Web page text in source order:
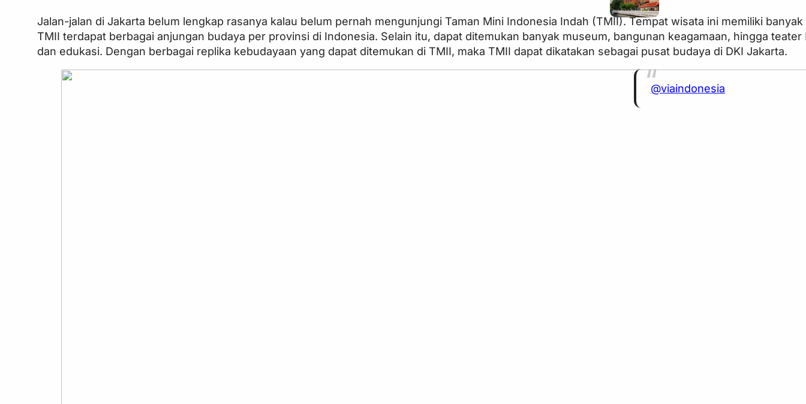
Jalan-jalan di Jakarta belum lengkap rasanya kalau belum pernah mengunjungi Taman Mini Indonesia Indah (TMII). Tempat wisata ini memiliki
TMII terdapat berbagai anjungan budaya per provinsi di Indonesia. Selain itu, dapat ditemukan banyak museum, bangunan keagamaan, hingga
dan edukasi. Dengan berbagai replika kebudayaan yang dapat ditemukan di TMII, maka TMII dapat dikatakan sebagai pusat budaya di DKI Jakarta.
@viaindonesia